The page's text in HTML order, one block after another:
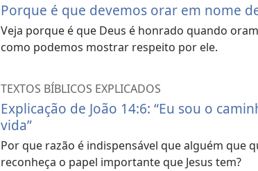
Porque é que devemos orar em nome
Veja porque é que Deus é honrado quando
como podemos mostrar respeito por ele.
TEXTOS BÍBLICOS EXPLICADOS
Explicação de João 14:6: “Eu sou o
vida”
Por que razão é indispensável que alguém que
reconheça o papel importante que Jesus tem?